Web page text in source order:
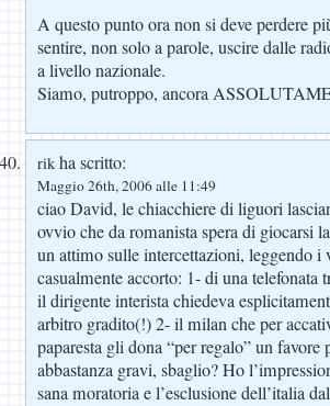
A questo punto ora non si deve perdere
sentire, non solo a parole, uscire dalle
a livello nazionale.
Siamo, putroppo, ancora
rik ha scritto:
Maggio 26th, 2006 alle 11:49
ciao David, le chiacchiere di liguori
ovvio che da romanista spera di giocarsi
un attimo sulle intercettazioni, leggendo
casualmente accorto: 1- di una telefonata
il dirigente interista chiedeva
arbitro gradito(!) 2- il milan che per
paparesta gli dona “per regalo” un
abbastanza gravi, sbaglio? Ho
sana moratoria e l’esclusione dell’italia